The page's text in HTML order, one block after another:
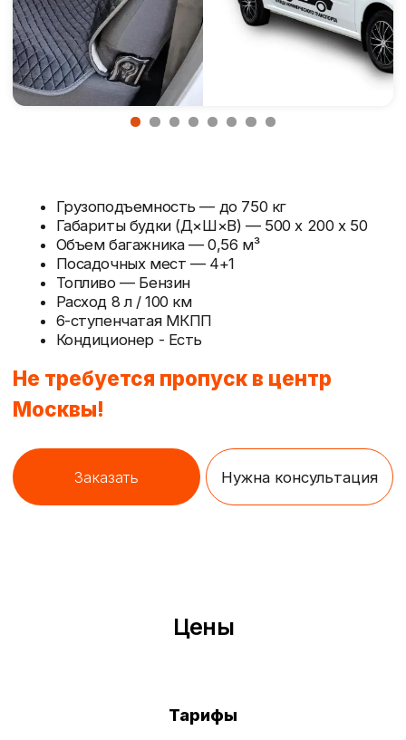
Нужна консультация
Заказать
Грузоподъемность — до 750 кг
Габариты будки (Д×Ш×В) — 500 x 200 x 50
Объем багажника — 0,56 м³
Посадочных мест — 4+1
Топливо — Бензин
Расход 8 л / 100 км
6-ступенчатая МКПП
Кондиционер - Есть
Цены
Тарифы